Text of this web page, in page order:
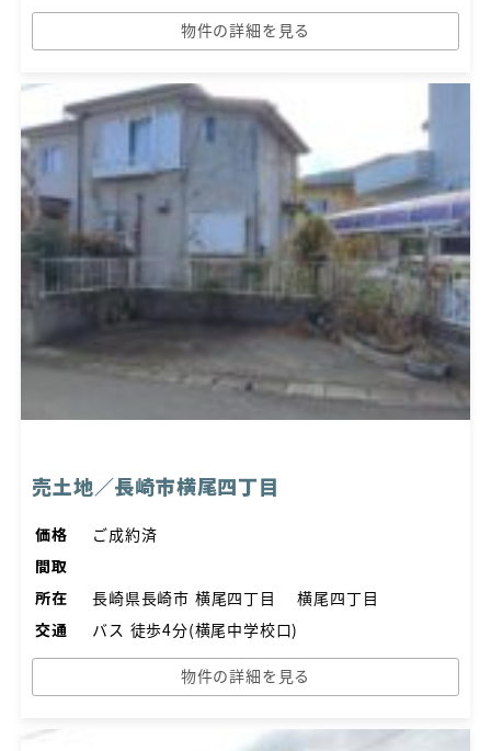
物件の詳細を見る
売土地／長崎市横尾四丁目
価格
ご成約済
間取
所在
長崎県長崎市 横尾四丁目 横尾四丁目
交通
バス 徒歩4分(横尾中学校口)
物件の詳細を見る